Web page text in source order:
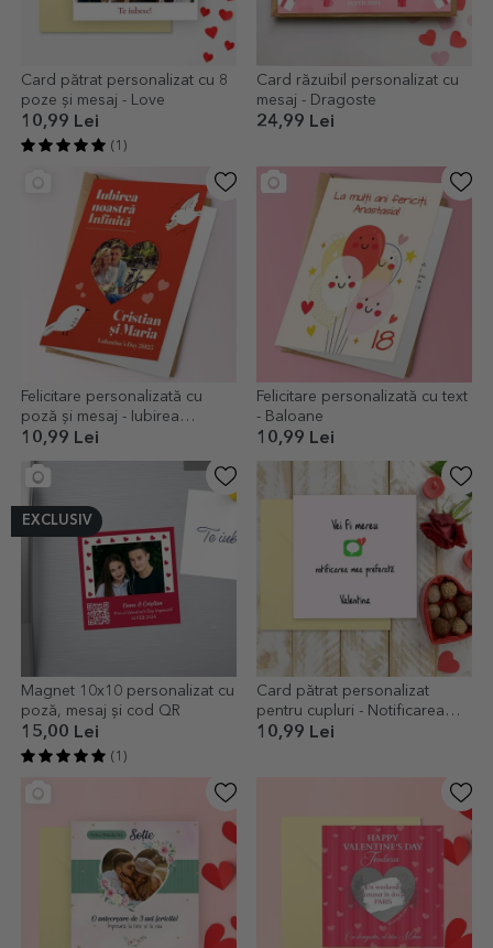
Card pătrat personalizat cu 8
poze și mesaj - Love
10,99 Lei
(1)
Card răzuibil personalizat cu
mesaj - Dragoste
24,99 Lei
Felicitare personalizată cu
poză și mesaj - Iubirea
noastră infinită
10,99 Lei
Felicitare personalizată cu text
- Baloane
10,99 Lei
EXCLUSIV
Magnet 10x10 personalizat cu
poză, mesaj și cod QR
15,00 Lei
(1)
Card pătrat personalizat
pentru cupluri - Notificarea
mea preferată
10,99 Lei